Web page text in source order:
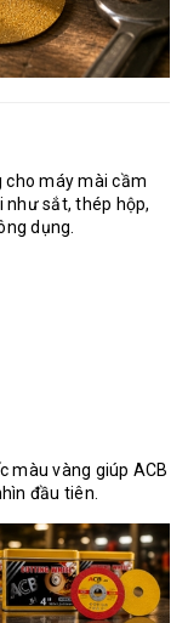
cho máy mài cầm
như sắt, thép hộp,
dụng.
màu vàng giúp ACB
đầu tiên.